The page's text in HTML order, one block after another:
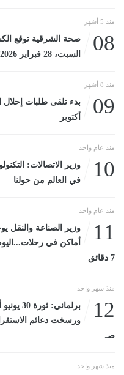
منذ 5 أشهر
08
السبت، 28 فبراير 2026 09:18 مـ
منذ 8 أشهر
09
أكتوبر
منذ عام واحد
10
وزير الاتصالات:
في العالم من حولنا
منذ عام واحد
11
وزير الصناعة والنقل
7 دقائق
منذ شهر واحد
12
صـ
منذ شهر واحد